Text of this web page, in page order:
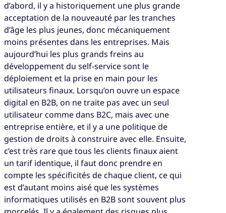
d’abord, il y a historiquement une plus grande
acceptation de la nouveauté par les tranches
d’âge les plus jeunes, donc mécaniquement
moins présentes dans les entreprises. Mais
aujourd’hui les plus grands freins au
développement du self-service sont le
déploiement et la prise en main pour les
utilisateurs finaux. Lorsqu’on ouvre un espace
digital en B2B, on ne traite pas avec un seul
utilisateur comme dans B2C, mais avec une
entreprise entière, et il y a une politique de
gestion de droits à construire avec elle. Ensuite,
c’est très rare que tous les clients finaux aient
un tarif identique, il faut donc prendre en
compte les spécificités de chaque client, ce qui
est d’autant moins aisé que les systèmes
informatiques utilisés en B2B sont souvent plus